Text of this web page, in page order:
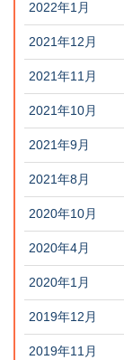
2022年1月
2021年12月
2021年11月
2021年10月
2021年9月
2021年8月
2020年10月
2020年4月
2020年1月
2019年12月
2019年11月